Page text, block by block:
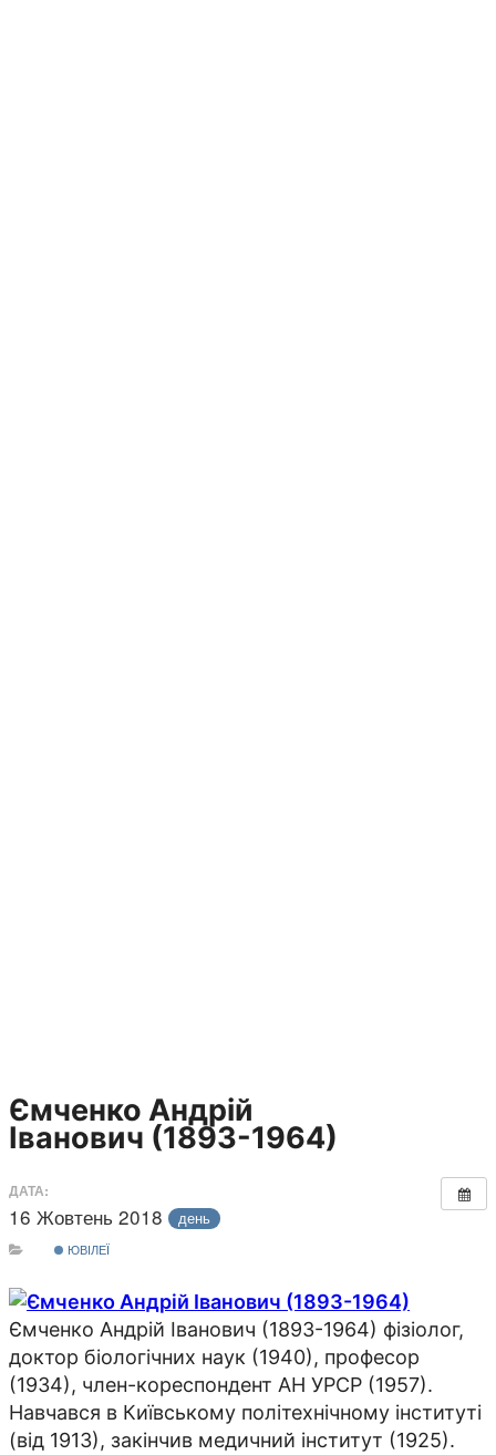
Ємченко Андрій
Іванович (1893-1964)
ДАТА:
16 Жовтень 2018 день
ЮВІЛЕЇ
Ємченко Андрій Іванович (1893-1964) фізіолог,
доктор біологічних наук (1940), професор
(1934), член-кореспондент АН УРСР (1957).
Навчався в Київському політехнічному інституті
(від 1913), закінчив медичний інститут (1925).